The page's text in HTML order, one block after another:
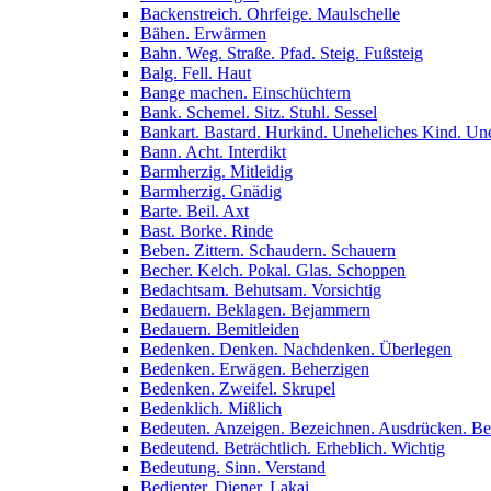
Backenstreich. Ohrfeige. Maulschelle
Bähen. Erwärmen
Bahn. Weg. Straße. Pfad. Steig. Fußsteig
Balg. Fell. Haut
Bange machen. Einschüchtern
Bank. Schemel. Sitz. Stuhl. Sessel
Bankart. Bastard. Hurkind. Uneheliches Kind.
Bann. Acht. Interdikt
Barmherzig. Mitleidig
Barmherzig. Gnädig
Barte. Beil. Axt
Bast. Borke. Rinde
Beben. Zittern. Schaudern. Schauern
Becher. Kelch. Pokal. Glas. Schoppen
Bedachtsam. Behutsam. Vorsichtig
Bedauern. Beklagen. Bejammern
Bedauern. Bemitleiden
Bedenken. Denken. Nachdenken. Überlegen
Bedenken. Erwägen. Beherzigen
Bedenken. Zweifel. Skrupel
Bedenklich. Mißlich
Bedeuten. Anzeigen. Bezeichnen. Ausdrücken.
Bedeutend. Beträchtlich. Erheblich. Wichtig
Bedeutung. Sinn. Verstand
Bedienter. Diener. Lakai